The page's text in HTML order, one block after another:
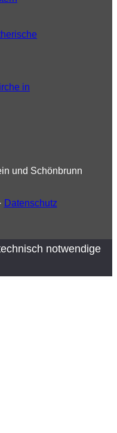
und Schönbrunn
Datenschutz
notwendige